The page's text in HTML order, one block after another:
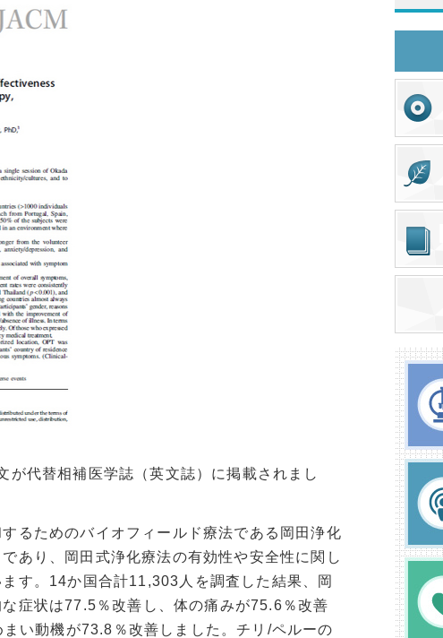
が代替相補医学誌（英文誌）に掲載されまし
るためのバイオフィールド療法である岡田浄化
あり、岡田式浄化療法の有効性や安全性に関し
す。 14か国合計11,303 人を調査した結果、岡
症状は77.5 ％改善し、体の痛みが75.6 ％改善
まい動機が73.8 ％改善しました。チリ /ペルーの